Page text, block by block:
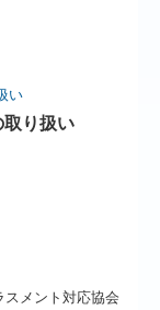
取り扱い
メント対応協会